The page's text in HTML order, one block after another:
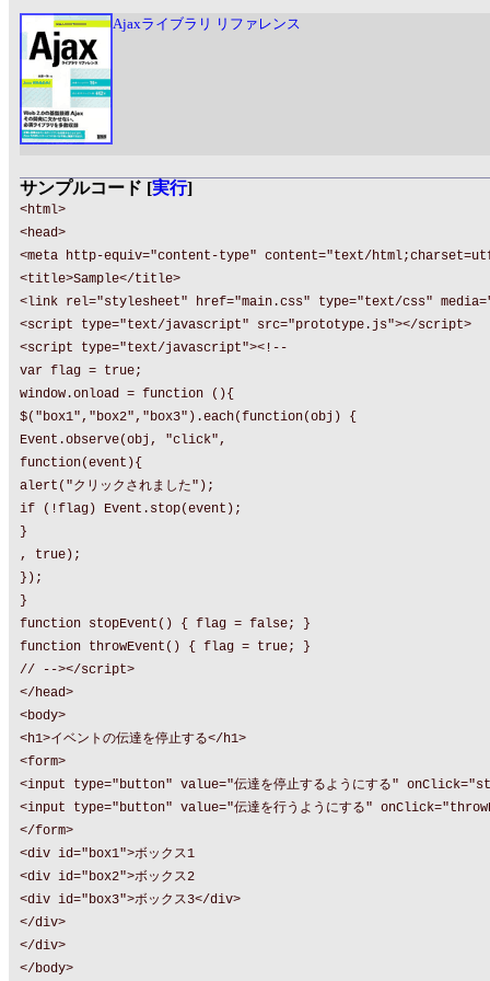
Ajaxライブラリ リファレンス
サンプルコード [実行]
<html>
<head>
<meta http-equiv="content-type" content="text/
<title>Sample</title>
<link rel="stylesheet" href="main.css" type="text/css"
<script type="text/javascript" src="prototype.js"></script>
<script type="text/javascript"><!--
var flag = true;
window.onload = function (){
$("box1","box2","box3").each(function(obj) {
Event.observe(obj, "click",
function(event){
alert("クリックされました");
if (!flag) Event.stop(event);
}
, true);
});
}
function stopEvent() { flag = false; }
function throwEvent() { flag = true; }
// --></script>
</head>
<body>
<h1>イベントの伝達を停止する</h1>
<form>
<input type="button" value="伝達を停止するようにする"
<input type="button" value="伝達を行うようにする"
</form>
<div id="box1">ボックス1
<div id="box2">ボックス2
<div id="box3">ボックス3</div>
</div>
</div>
</body>